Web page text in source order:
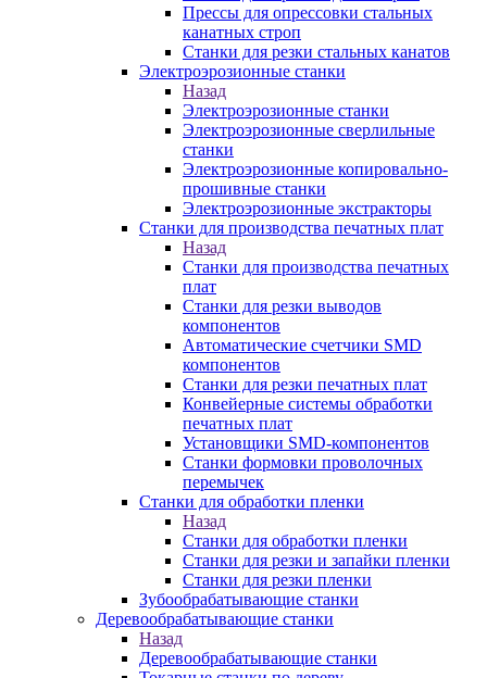
Прессы для опрессовки стальных
канатных строп
Станки для резки стальных канатов
Электроэрозионные станки
Назад
Электроэрозионные станки
Электроэрозионные сверлильные
станки
Электроэрозионные копировально-
прошивные станки
Электроэрозионные экстракторы
Станки для производства печатных плат
Назад
Станки для производства печатных
плат
Станки для резки выводов
компонентов
Автоматические счетчики SMD
компонентов
Станки для резки печатных плат
Конвейерные системы обработки
печатных плат
Установщики SMD-компонентов
Станки формовки проволочных
перемычек
Станки для обработки пленки
Назад
Станки для обработки пленки
Станки для резки и запайки пленки
Станки для резки пленки
Зубообрабатывающие станки
Деревообрабатывающие станки
Назад
Деревообрабатывающие станки